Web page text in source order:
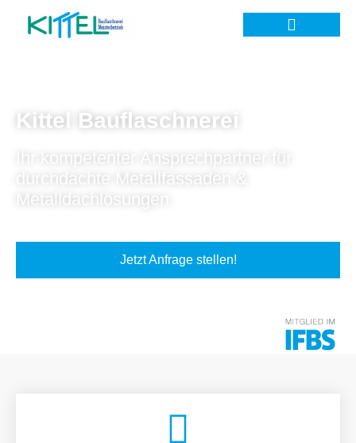
Kittel Bauflaschnerei
Ihr kompetenter Ansprechpartner für
durchdachte Metallfassaden &
Metalldachlösungen.
Jetzt Anfrage stellen!